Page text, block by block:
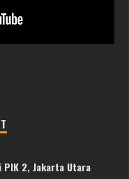
2, Jakarta Utara